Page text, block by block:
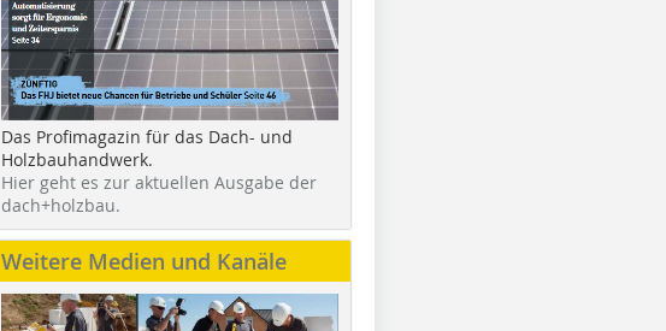
Das Profimagazin für das Dach- und
Holzbauhandwerk.
Hier geht es zur aktuellen Ausgabe der
dach+holzbau.
Weitere Medien und Kanäle